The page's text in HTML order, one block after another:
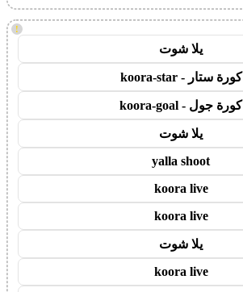
!
يلا شوت
كورة ستار - koora-star
كورة جول - koora-goal
يلا شوت
yalla shoot
koora live
koora live
يلا شوت
koora live